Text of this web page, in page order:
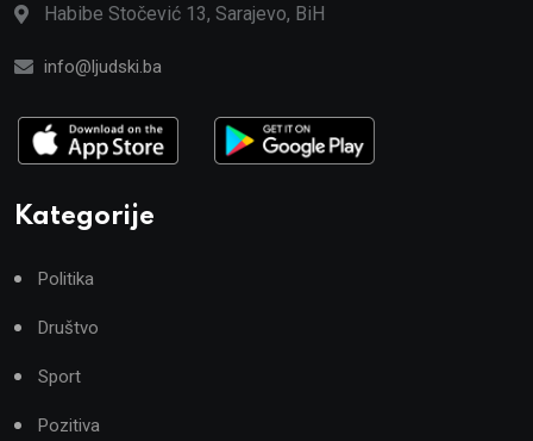
Habibe Stočević 13, Sarajevo, BiH
info@ljudski.ba
Kategorije
Politika
Društvo
Sport
Pozitiva